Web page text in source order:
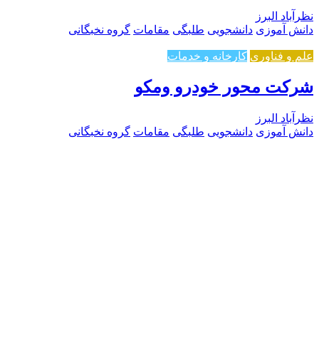
نظرآباد البرز
دانش آموزی دانشجویی طلبگی مقامات گروه نخبگانی
علم و فناوری کارخانه و خدمات
شرکت محور خودرو ومکو
نظرآباد البرز
دانش آموزی دانشجویی طلبگی مقامات گروه نخبگانی